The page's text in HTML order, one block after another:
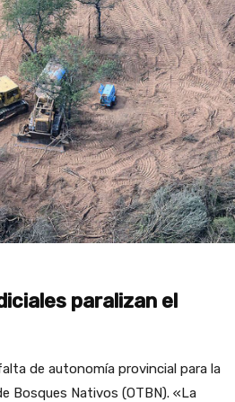
paralizan el
de autonomía provincial para la
Bosques Nativos (OTBN). «La